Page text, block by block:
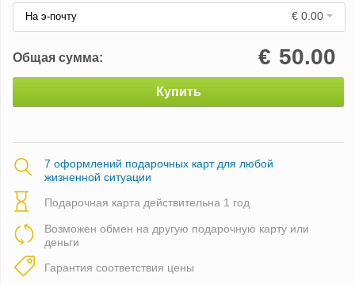
На э-почту € 0.00
Общая сумма: 50.00
€
Купить
7 оформлений подарочных карт для любой
жизненной ситуации
Подарочная карта действительна 1 год
Возможен обмен на другую подарочную карту или
деньги
Гарантия соответствия цены